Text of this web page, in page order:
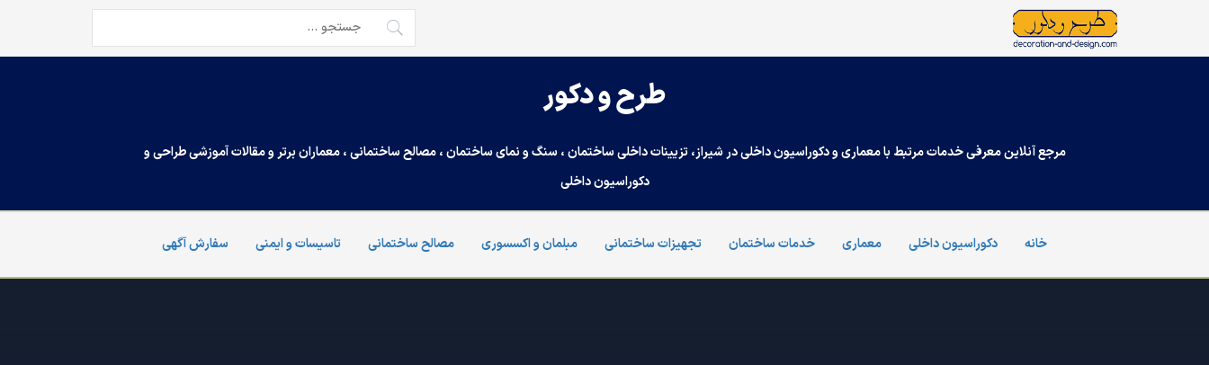
جستجو
برای:
طرح و دکور
مرجع آنلاین معرفی خدمات مرتبط با معماری و دکوراسیون داخلی در شیراز، تزیینات داخلی ساختمان ، سنگ و نمای ساختمان ، مصالح ساختمانی ، معماران برتر و مقالات آموزشی طراحی و
دکوراسیون داخلی
خانه دکوراسیون داخلی معماری خدمات ساختمان تجهیزات ساختمانی مبلمان و اکسسوری مصالح ساختمانی تاسیسات و ایمنی سفارش آگهی